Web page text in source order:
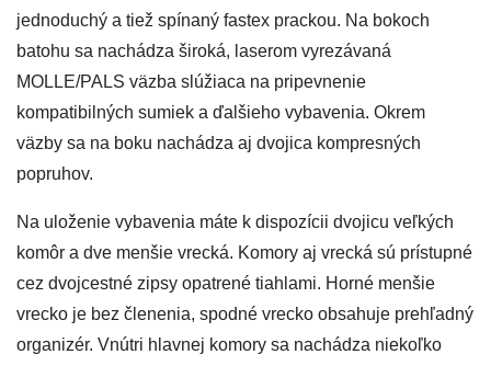
jednoduchý a tiež spínaný fastex prackou. Na bokoch
batohu sa nachádza široká, laserom vyrezávaná
MOLLE/PALS väzba slúžiaca na pripevnenie
kompatibilných sumiek a ďalšieho vybavenia. Okrem
väzby sa na boku nachádza aj dvojica kompresných
popruhov.
Na uloženie vybavenia máte k dispozícii dvojicu veľkých
komôr a dve menšie vrecká. Komory aj vrecká sú prístupné
cez dvojcestné zipsy opatrené tiahlami. Horné menšie
vrecko je bez členenia, spodné vrecko obsahuje prehľadný
organizér. Vnútri hlavnej komory sa nachádza niekoľko